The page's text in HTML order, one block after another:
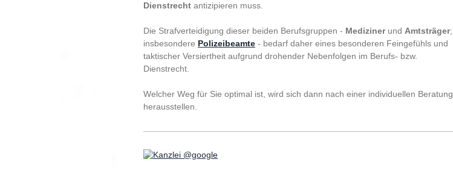
Dienstrecht antizipieren muss.
Die Strafverteidigung dieser beiden Berufsgruppen - Medizinerund Amtsträger;
insbesondere Polizeibeamte - bedarf daher eines besonderen Feingefühls und
taktischer Versiertheit aufgrund drohender Nebenfolgen im Berufs- bzw.
Dienstrecht.
Welcher Weg für Sie optimal ist, wird sich dann nach einer individuellen Beratung
herausstellen.